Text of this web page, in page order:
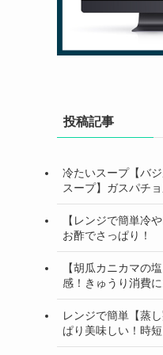
投稿記事
冷たいスープ【バ
スープ】ガスパチ
【レンジで簡単冷
お酢でさっぱり！
【胡瓜カニカマの
感！きゅうり消費に
レンジで簡単【蒸
ぱり美味しい！時